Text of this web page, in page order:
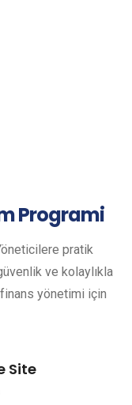
Programi
pratik
ve kolaylıkla
yönetimi için
Site